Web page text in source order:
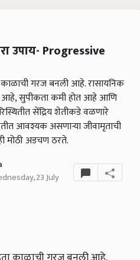
उपाय- Progressive
काळाची गरज बनली आहे. रासायनिक
आहे, सुपीकता कमी होत आहे आणि
सेंद्रिय शेतीकडे वळणारे
आवश्यक असणाऱ्या जीवामृताची
मोठी अडचण ठरते.
23 July